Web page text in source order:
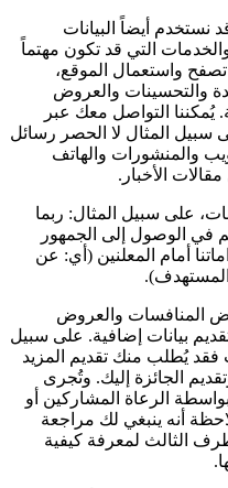
نستخدم أيضاً البيانات
التي قد تكون مهتماً
واستعمال الموقع،
والتحسينات والعروض
يُمكننا التواصل معك عبر
سبيل المثال لا الحصر رسائل
والمنشورات والهاتف
الأخبار.
على سبيل المثال: ربما
في الوصول إلى الجمهور
أمام المعلنين (أي: عن
المنافسات والعروض
بيانات إضافية. على سبيل
فقد يُطلب منك تقديم المزيد
الجائزة إليك. وتُجرى
الرعاة المشاركين أو
أنه ينبغي لك مراجعة
الثالث لمعرفة كيفية